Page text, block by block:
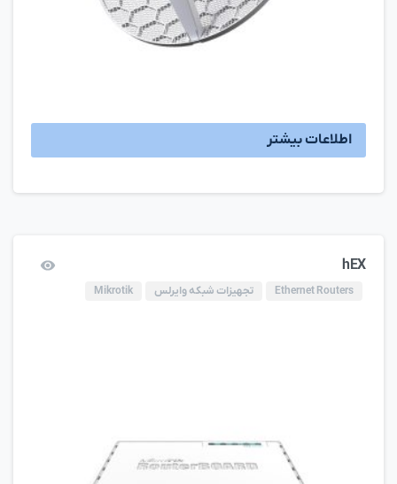
اطلاعات بیشتر
hEX
Ethernet Routers تجهیزات شبکه وایرلس Mikrotik